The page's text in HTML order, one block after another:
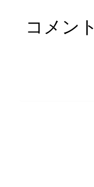
コメント